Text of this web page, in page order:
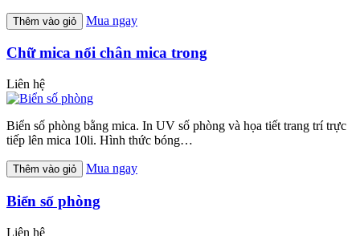
Thêm vào giỏ Mua ngay
Chữ mica nổi chân mica trong
Liên hệ
Biển số phòng bằng mica. In UV số phòng và họa tiết trang trí trực
tiếp lên mica 10li. Hình thức bóng…
Thêm vào giỏ Mua ngay
Biển số phòng
Liên hệ